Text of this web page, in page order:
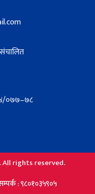
०७७–७८
All rights reserved.